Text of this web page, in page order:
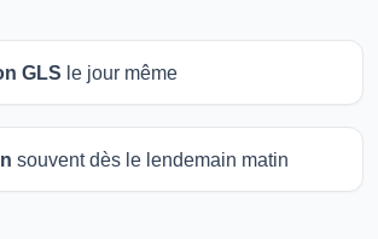
GLS le jour même
souvent dès le lendemain matin